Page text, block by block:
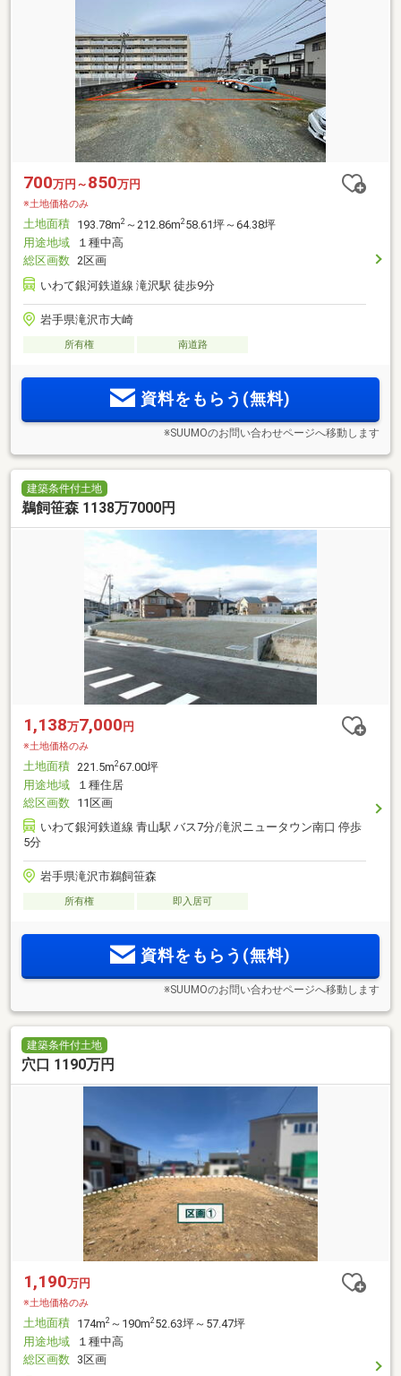
700万円～ 850万円
※土地価格のみ
土地面積 193.78m2 ～212.86m258.61坪～64.38坪
用途地域
１種中高
総区画数 2区画
いわて銀河鉄道線 滝沢駅 徒歩9分
岩手県滝沢市大崎
所有権 南道路
資料をもらう(無料)
※SUUMOのお問い合わせページへ移動します
建築条件付土地
鵜飼笹森 1138万7000円
1,138万7,000円
※土地価格のみ
土地面積 221.5m267.00坪
用途地域
１種住居
総区画数 11区画
いわて銀河鉄道線 青山駅 バス7分/滝沢ニュータウン南口 停歩
5分
岩手県滝沢市鵜飼笹森
所有権 即入居可
資料をもらう(無料)
※SUUMOのお問い合わせページへ移動します
建築条件付土地
穴口 1190万円
1,190万円
※土地価格のみ
土地面積 174m2 ～190m252.63坪～57.47坪
用途地域
１種中高
総区画数 3区画